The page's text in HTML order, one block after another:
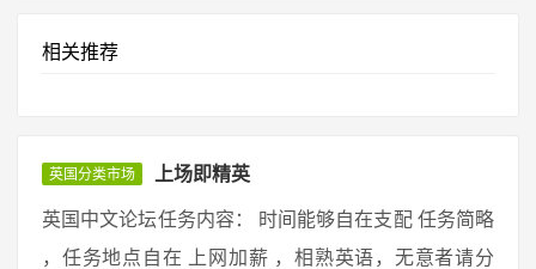
相关推荐
英国分类市场 上场即精英
英国中文论坛任务内容： 时间能够自在支配 任务简略
，任务地点自在 上网加薪 ，相熟英语，无意者请分